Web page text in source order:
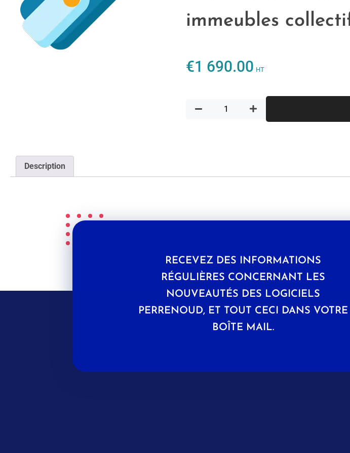
immeubles
€1 690.00 HT
Description
RECEVEZ DES INFORMATIONS
RÉGULIÈRES CONCERNANT LES
NOUVEAUTÉS DES LOGICIELS
PERRENOUD, ET TOUT CECI DANS VOTRE
BOÎTE MAIL.